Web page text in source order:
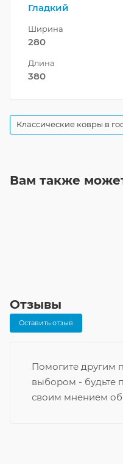
Гладкий
Ширина
280
Длина
380
Классические ковры в
Вам также
Отзывы
Оставить отзыв
Помогите другим
выбором - будьте
своим мнением об